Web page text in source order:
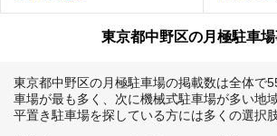
東京都中野区の月極駐車
東京都中野区の月極駐車場の掲載数は全体で
車場が最も多く、次に機械式駐車場が多い地
平置き駐車場を探している方には多くの選択